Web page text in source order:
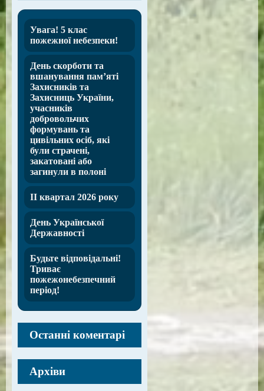
Увага! 5 клас
пожежної небезпеки!
День скорботи та
вшанування пам’яті
Захисників та
Захисниць України,
учасників
добровольчих
формувань та
цивільних осіб, які
були страчені,
закатовані або
загинули в полоні
ІІ квартал 2026 року
День Української
Державності
Будьте відповідальні!
Триває
пожежонебезпечний
період!
Останні коментарі
Архіви